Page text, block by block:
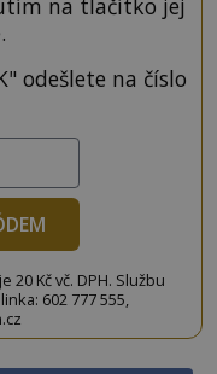
na tlačítko jej
odešlete na číslo
20 Kč vč. DPH. Službu
602 777 555,